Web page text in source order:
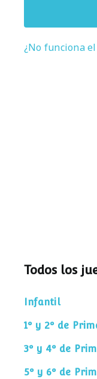
¿No funciona
Todos los
Infantil
1º y 2º de
3º y 4º de
5º y 6º de